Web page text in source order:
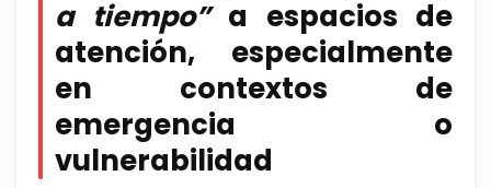
a tiempo” a espacios de
atención, especialmente
en contextos de
emergencia o
vulnerabilidad